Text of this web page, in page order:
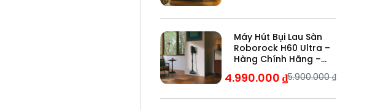
Máy Hút Bụi Lau Sàn
Roborock H60 Ultra –
Hàng Chính Hãng –
Bảo Hành 24 Tháng
5.900.000₫
4.990.000 ₫